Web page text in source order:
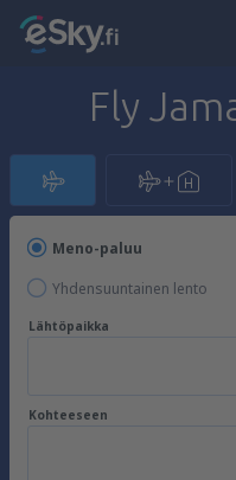
Fly
Meno-paluu
Yhdensuuntainen lento
Lähtöpaikka
Kohteeseen